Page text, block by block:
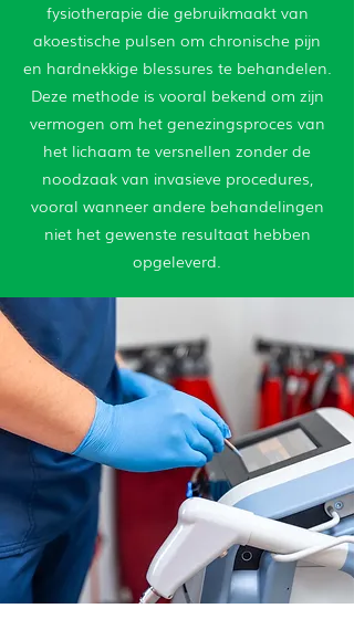
fysiotherapie die gebruikmaakt van
akoestische pulsen om chronische pijn
en hardnekkige blessures te behandelen.
Deze methode is vooral bekend om zijn
vermogen om het genezingsproces van
het lichaam te versnellen zonder de
noodzaak van invasieve procedures,
vooral wanneer andere behandelingen
niet het gewenste resultaat hebben
opgeleverd.